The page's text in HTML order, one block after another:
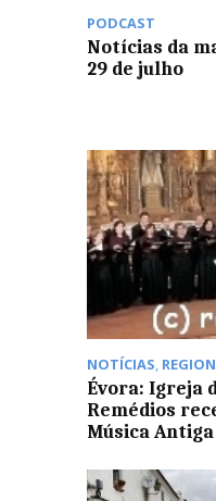
PODCAST
Notícias da
29 de julho
NOTÍCIAS,
Évora: Igreja
Remédios
Música Antiga